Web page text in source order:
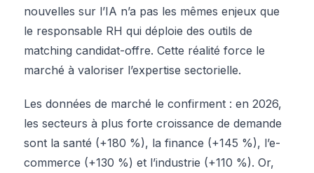
nouvelles sur l’IA n’a pas les mêmes enjeux que
le responsable RH qui déploie des outils de
matching candidat-offre. Cette réalité force le
marché à valoriser l’expertise sectorielle.
Les données de marché le confirment : en 2026,
les secteurs à plus forte croissance de demande
sont la santé (+180 %), la finance (+145 %), l’e-
commerce (+130 %) et l’industrie (+110 %). Or,